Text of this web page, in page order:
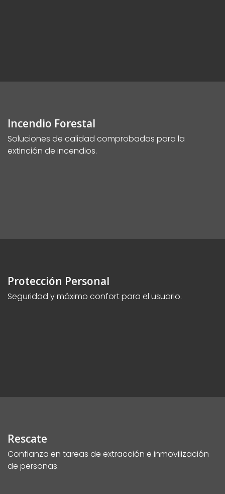
Incendio Forestal
Soluciones de calidad comprobadas para la
extinción de incendios.
Protección Personal
Seguridad y máximo confort para el usuario.
Rescate
Confianza en tareas de extracción e inmovilización
de personas.